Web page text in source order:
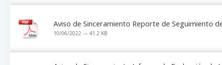
Aviso de Sinceramiento Reporte de Seguimiento
10/06/2022 — 41.2 KB